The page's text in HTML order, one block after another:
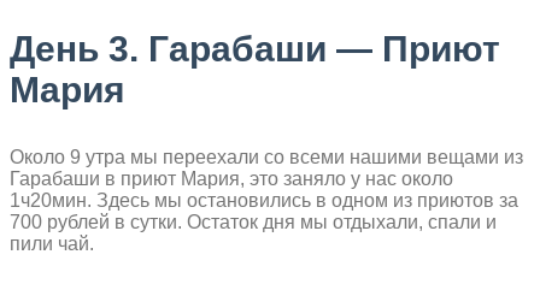
День 3. Гарабаши — Приют
Мария
Около 9 утра мы переехали со всеми нашими вещами из
Гарабаши в приют Мария, это заняло у нас около
1ч20мин. Здесь мы остановились в одном из приютов за
700 рублей в сутки. Остаток дня мы отдыхали, спали и
пили чай.